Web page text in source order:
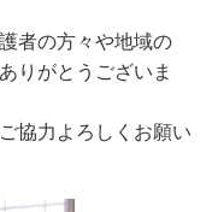
者の方々や地域の
りがとうございま
協力よろしくお願い